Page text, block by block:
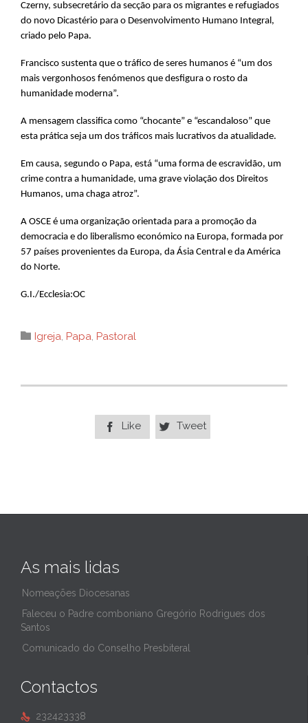
Czerny, subsecretário da secção para os migrantes e refugiados
do novo Dicastério para o Desenvolvimento Humano Integral,
criado pelo Papa.
Francisco sustenta que o tráfico de seres humanos é “um dos
mais vergonhosos fenómenos que desfigura o rosto da
humanidade moderna”.
A mensagem classifica como “chocante” e “escandaloso” que
esta prática seja um dos tráficos mais lucrativos da atualidade.
Em causa, segundo o Papa, está “uma forma de escravidão, um
crime contra a humanidade, uma grave violação dos Direitos
Humanos, uma chaga atroz”.
A OSCE é uma organização orientada para a promoção da
democracia e do liberalismo económico na Europa, formada por
57 países provenientes da Europa, da Ásia Central e da América
do Norte.
G.I./Ecclesia:OC
 Category
Igreja, Papa, Pastoral
 Like  Tweet
As mais lidas
Nomeações Diocesanas
Faleceu o Padre comboniano Gregório Rodrigues dos
Santos
Comunicado do Conselho Presbiteral
Contactos
 232423338